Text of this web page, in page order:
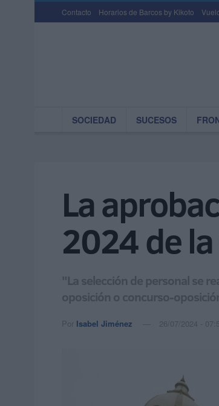
Contacto Horarios de Barcos by Kikoto
SOCIEDAD SUCESOS
La
2024 de la
"La selección de personal se
oposición o concurso-
Por Isabel Jiménez 26/07/2024 -